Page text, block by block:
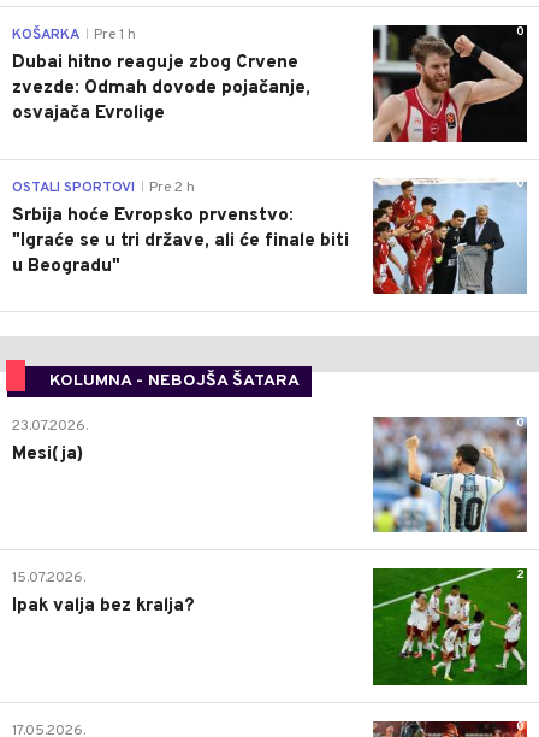
0
KOŠARKA Pre 1 h
Dubai hitno reaguje zbog Crvene
zvezde: Odmah dovode pojačanje,
osvajača Evrolige
0
OSTALI SPORTOVI Pre 2 h
Srbija hoće Evropsko prvenstvo:
"Igraće se u tri države, ali će finale biti
u Beogradu"
KOLUMNA - NEBOJŠA ŠATARA
0
23.07.2026.
Mesi(ja)
2
15.07.2026.
Ipak valja bez kralja?
0
17.05.2026.